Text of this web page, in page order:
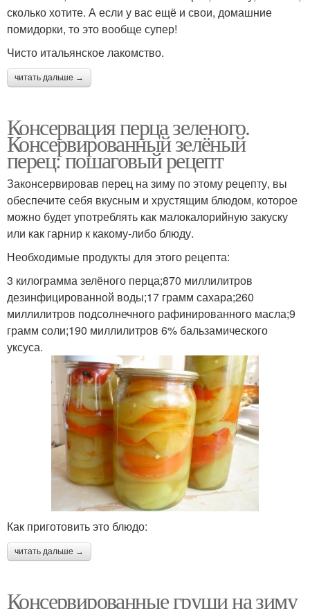
сколько хотите. А если у вас ещё и свои, домашние
помидорки, то это вообще супер!
Чисто итальянское лакомство.
читать дальше →
Консервация перца зеленого.
Консервированный зелёный
перец: пошаговый рецепт
Законсервировав перец на зиму по этому рецепту, вы
обеспечите себя вкусным и хрустящим блюдом, которое
можно будет употреблять как малокалорийную закуску
или как гарнир к какому-либо блюду.
Необходимые продукты для этого рецепта:
3 килограмма зелёного перца;870 миллилитров
дезинфицированной воды;17 грамм сахара;260
миллилитров подсолнечного рафинированного масла;9
грамм соли;190 миллилитров 6% бальзамического
уксуса.
Как приготовить это блюдо:
читать дальше →
Консервированные груши на зиму